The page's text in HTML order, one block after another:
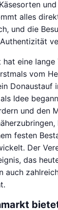
alles
und die
eine lange
vom
Donaustauf
Idee
und den
festen
Der
das
auch